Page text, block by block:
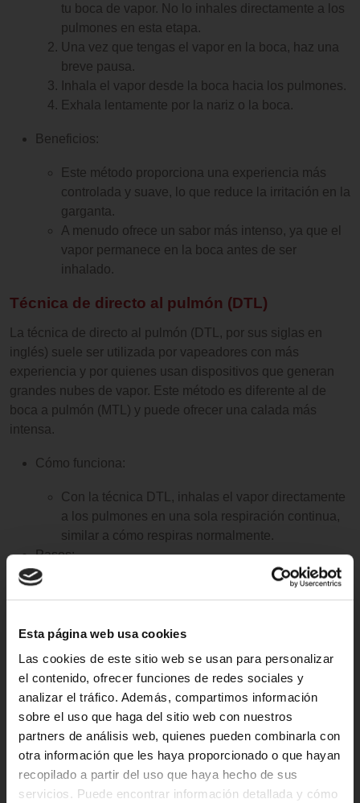
Esta página web usa cookies
Las cookies de este sitio web se usan para personalizar
el contenido, ofrecer funciones de redes sociales y
analizar el tráfico. Además, compartimos información
sobre el uso que haga del sitio web con nuestros
partners de análisis web, quienes pueden combinarla con
otra información que les haya proporcionado o que hayan
recopilado a partir del uso que haya hecho de sus
servicios. Puede encontrar información detallada y cómo
tu boca de vapor. No lo inhales directamente a los
pulmones en esta etapa.
Una vez que tengas el vapor en la boca, haz una
breve pausa.
Inhala el vapor desde la boca hacia los pulmones.
Exhala lentamente por la nariz o la boca.
Beneficios:
Este método proporciona una experiencia más
controlada y suave, lo que reduce la irritación en la
garganta.
A menudo ofrece un sabor más intenso, ya que el
vapor permanece en la boca antes de ser
inhalado.
Técnica de directo al pulmón (DTL)
La técnica de directo al pulmón (DTL, por sus siglas en
inglés) suele ser utilizada por vapeadores con más
experiencia y por quienes usan dispositivos que generan
grandes nubes de vapor. Este método es diferente al de
boca a pulmón (MTL) y puede ofrecer una calada más
intensa.
Cómo funciona:
Con la técnica DTL, inhalas el vapor directamente
a los pulmones en una sola respiración continua,
similar a cómo respiras normalmente.
Pasos:
Inhala profundamente y de forma constante a
los pulmones.
completo.
Exhala lentamente el vapor por la nariz o la boca.
Beneficios:
Este método es el preferido por quienes disfrutan
de crear grandes nubes de vapor.
Puede ofrecer una sensación más intensa en la